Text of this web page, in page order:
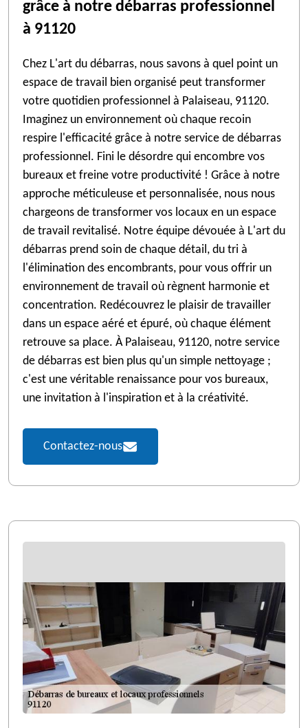
grâce à notre débarras professionnel
à 91120
Chez L'art du débarras, nous savons à quel point un
espace de travail bien organisé peut transformer
votre quotidien professionnel à Palaiseau, 91120.
Imaginez un environnement où chaque recoin
respire l'efficacité grâce à notre service de débarras
professionnel. Fini le désordre qui encombre vos
bureaux et freine votre productivité ! Grâce à notre
approche méticuleuse et personnalisée, nous nous
chargeons de transformer vos locaux en un espace
de travail revitalisé. Notre équipe dévouée à L'art du
débarras prend soin de chaque détail, du tri à
l'élimination des encombrants, pour vous offrir un
environnement de travail où règnent harmonie et
concentration. Redécouvrez le plaisir de travailler
dans un espace aéré et épuré, où chaque élément
retrouve sa place. À Palaiseau, 91120, notre service
de débarras est bien plus qu'un simple nettoyage ;
c'est une véritable renaissance pour vos bureaux,
une invitation à l'inspiration et à la créativité.
Contactez-nous